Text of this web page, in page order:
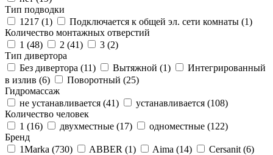
Тип подводки
1217 (1) Подключается к общей эл. сети комнаты (1)
Количество монтажных отверстий
1 (48) 2 (41) 3 (2)
Тип дивертора
Без дивертора (11) Вытяжной (1)
Интегрированный
в излив (6) Поворотный (25)
Гидромассаж
не устанавливается (41) устанавливается (108)
Количество человек
1 (16) двухместные (17) одноместные (122)
Бренд
1Marka (730) ABBER (1) Aima (14) Cersanit (6)